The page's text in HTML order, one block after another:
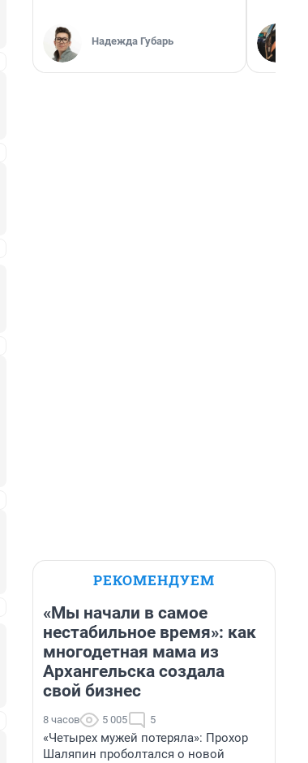
Надежда Губарь
РЕКОМЕНДУЕМ
«Мы начали в самое
нестабильное время»: как
многодетная мама из
Архангельска создала
свой бизнес
8 часов 5 005 5
«Четырех мужей потеряла»: Прохор
Шаляпин проболтался о новой